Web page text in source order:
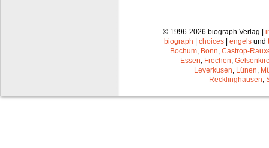
© 1996-2026 biograph Verlag |
biograph
choices engels und
Bochum, Bonn, Castrop-
Essen, Frechen,
Leverkusen, Lünen,
Recklinghausen,